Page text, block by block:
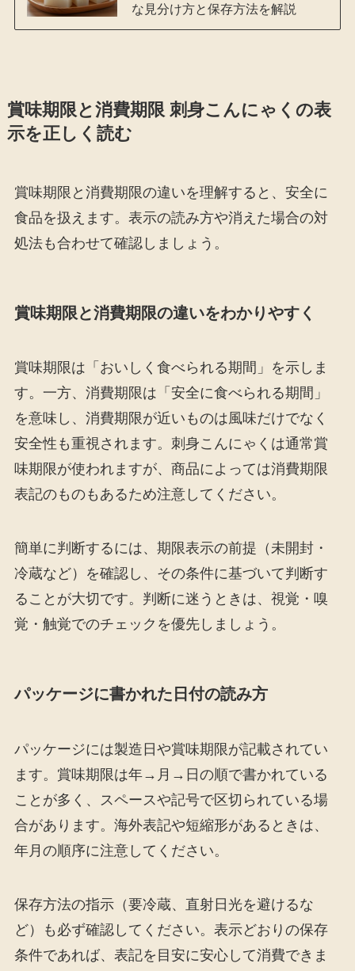
な見分け方と保存方法を解説
賞味期限と消費期限 刺身こんにゃくの表
示を正しく読む
賞味期限と消費期限の違いを理解すると、安全に
食品を扱えます。表示の読み方や消えた場合の対
処法も合わせて確認しましょう。
賞味期限と消費期限の違いをわかりやすく
賞味期限は「おいしく食べられる期間」を示しま
す。一方、消費期限は「安全に食べられる期間」
を意味し、消費期限が近いものは風味だけでなく
安全性も重視されます。刺身こんにゃくは通常賞
味期限が使われますが、商品によっては消費期限
表記のものもあるため注意してください。
簡単に判断するには、期限表示の前提（未開封・
冷蔵など）を確認し、その条件に基づいて判断す
ることが大切です。判断に迷うときは、視覚・嗅
覚・触覚でのチェックを優先しましょう。
パッケージに書かれた日付の読み方
パッケージには製造日や賞味期限が記載されてい
ます。賞味期限は年→月→日の順で書かれている
ことが多く、スペースや記号で区切られている場
合があります。海外表記や短縮形があるときは、
年月の順序に注意してください。
保存方法の指示（要冷蔵、直射日光を避けるな
ど）も必ず確認してください。表示どおりの保存
条件であれば、表記を目安に安心して消費できま